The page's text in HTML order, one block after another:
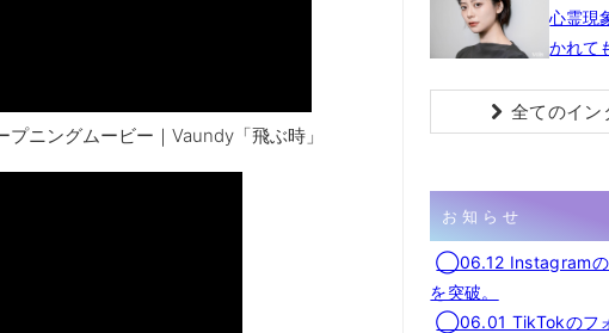
ニングムービー｜Vaundy「飛ぶ時」
心霊現
かれて
全てのイン
お知らせ
◯06.12 Instagramの
を突破。
◯06.01 TikTokのフ